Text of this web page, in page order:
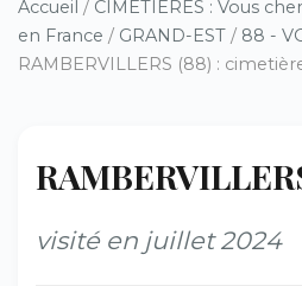
Accueil / CIMETIERES : Vous
en France / GRAND-EST / 88 -
RAMBERVILLERS (88) :
visité en juillet 2024